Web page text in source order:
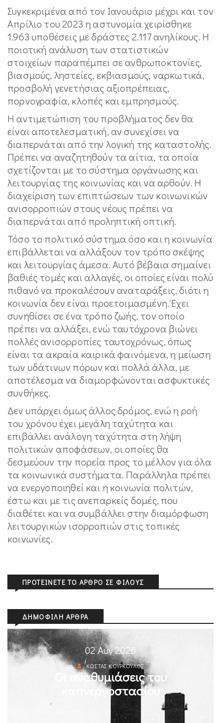
Συγκεκριμένα από τον Ιανουάριο μέχρι και τον
Απρίλιο του 2023 η αστυνομία χειρίσθηκε
1.963 υποθέσεις με δράστες 2.117 ανηλίκους. Η
ποιοτική ανάλυση των στατιστικών
στοιχείων παραπέμπει σε ανθρωποκτονίες,
βιασμούς, ληστείες, εκβιασμούς, ναρκωτικά,
προσβολή γενετήσιας αξιοπρέπειας,
πορνογραφία, κλοπές και εμπρησμούς.
Η αντιμετώπιση του προβλήματος δεν θα
είναι αποτελεσματική, αν συνεχίσει να
διαπερνάται από την λογική της καταστολής.
Πρέπει να αναζητηθούν τα αίτια, τα οποία
σχετίζονται με το σύστημα οργάνωσης και
λειτουργίας της κοινωνίας και να αρθούν. Η
διαχείριση των επιπτώσεων των κοινωνικών
ανισορροπιών στους νέους πρέπει να
διαπερνάται από προληπτική οπτική.
Τόσο το πολιτικό σύστημα όσο και η κοινωνία
επιβάλλεται να αλλάξουν τον τρόπο σκέψης
και λειτουργίας άμεσα. Αυτό βέβαια σημαίνει
βαθιές τομές και αλλαγές, οι οποίες είναι πολύ
πιθανό να προκαλέσουν αναταράξεις, διότι η
κοινωνία δεν είναι προετοιμασμένη. Έχει
συνηθίσει σε ένα τρόπο ζωής, τον οποίο
πρέπει να αλλάξει, ενώ ταυτόχρονα βιώνει
πολλές ανισορροπίες ταυτοχρόνως, όπως
είναι τα ακραία καιρικά φαινόμενα, η μείωση
των υδάτινων πόρων και πολλά άλλα, με
αποτέλεσμα να διαμορφώνονται ασφυκτικές
συνθήκες.
Δεν υπάρχει όμως άλλος δρόμος, ενώ η ροή
του χρόνου έχει μεγάλη ταχύτητα και
επιβάλλει ανάλογη ταχύτητα στη λήψη
πολιτικών αποφάσεων, οι οποίες θα
δεσμεύουν την πορεία προς το μέλλον για όλα
τα κοινωνικά συστήματα. Παράλληλα πρέπει
να ενεργοποιηθεί και η κοινωνία πολιτών,
έστω και με τις ανεπαρκείς δομές, που
διαθέτει και να συμβάλλει στην διαμόρφωση
λειτουργικών ισορροπιών στις τοπικές
κοινωνίες.
ΠΡΟΤΕΊΝΕΤΕ ΤΟ ΆΡΘΡΟ ΣΕ ΦΊΛΟΥΣ
ΔΗΜΟΦΙΛΉ ΆΡΘΡΑ
02 Αυγ 2026
ΚΏΣΤΑΣ ΚΟΎΡΚΟΥΛΟΣ
Οι αναθυμιάσεις του
καπνεργοστασίου